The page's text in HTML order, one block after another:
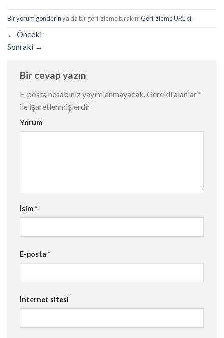
Bir yorum gönderinya da bir geri izleme bırakın:Geri izleme URL’ si.
← Önceki
Sonraki →
Bir cevap yazın
E-posta hesabınız yayımlanmayacak.Gerekli alanlar *
ile işaretlenmişlerdir
Yorum
İsim*
E-posta *
İnternet sitesi